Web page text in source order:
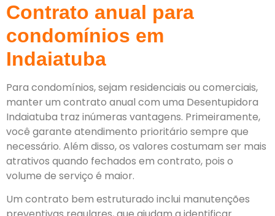
Contrato anual para
condomínios em
Indaiatuba
Para condomínios, sejam residenciais ou comerciais,
manter um contrato anual com uma Desentupidora
Indaiatuba traz inúmeras vantagens. Primeiramente,
você garante atendimento prioritário sempre que
necessário. Além disso, os valores costumam ser mais
atrativos quando fechados em contrato, pois o
volume de serviço é maior.
Um contrato bem estruturado inclui manutenções